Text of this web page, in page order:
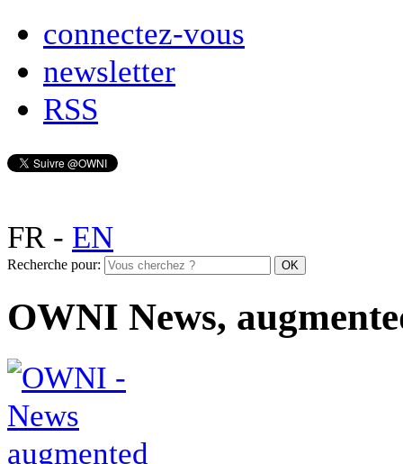
connectez-vous
newsletter
RSS
FR- EN
Recherche pour:
OWNI News,